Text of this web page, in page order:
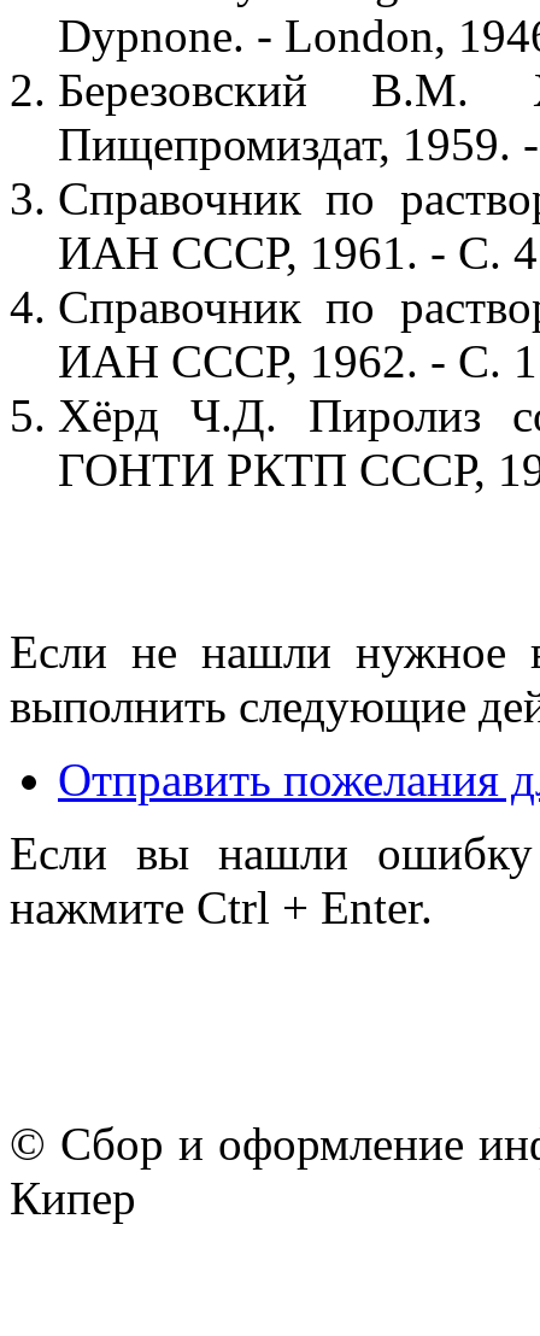
Dypnone. - London,
Березовский
Пищепромиздат, 1959.
Справочник по
ИАН СССР, 1961. - С.
Справочник по
ИАН СССР, 1962. - С.
Хёрд Ч.Д. Пиролиз
ГОНТИ РКТП СССР,
Если не нашли нужное
выполнить следующие
Отправить пожелания
Если вы нашли ошибку
нажмите Ctrl + Enter.
© Сбор и оформление
Кипер